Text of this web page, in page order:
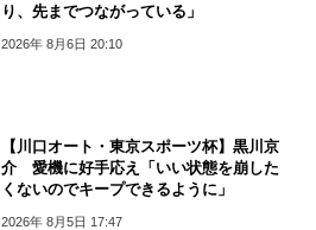
り、先までつながっている」
2026年 8月6日 20:10
【川口オート・東京スポーツ杯】黒川京
介 愛機に好手応え「いい状態を崩した
くないのでキープできるように」
2026年 8月5日 17:47